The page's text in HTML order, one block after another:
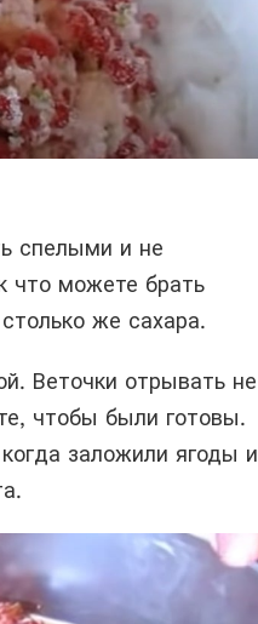
спелыми и не
что можете брать
же сахара.
Веточки отрывать не
чтобы были готовы.
заложили ягоды и